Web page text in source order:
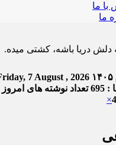
با ما
ما
دریا باشه، کشتی میده.
7 August , 2026
تعداد نوشته های امروز :
×